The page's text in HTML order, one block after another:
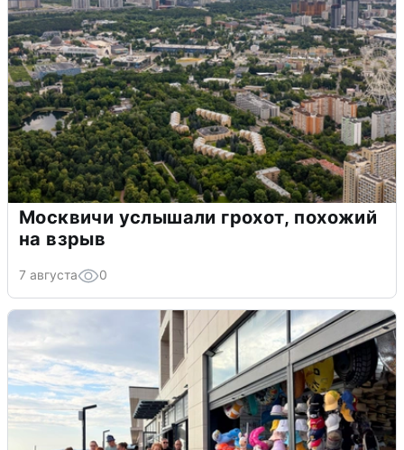
Москвичи услышали грохот, похожий
на взрыв
7 августа 0